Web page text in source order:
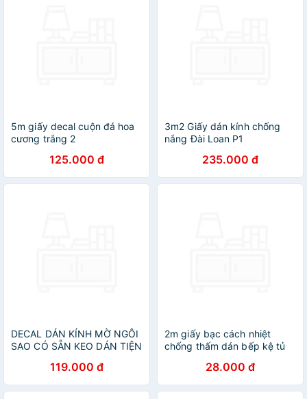
5m giấy decal cuộn đá hoa
cương trắng 2
125.000 đ
3m2 Giấy dán kính chống
nắng Đài Loan P1
235.000 đ
DECAL DÁN KÍNH MỜ NGÔI
SAO CÓ SẴN KEO DÁN TIỆN
119.000 đ
2m giấy bạc cách nhiệt
chống thấm dán bếp kệ tủ
28.000 đ